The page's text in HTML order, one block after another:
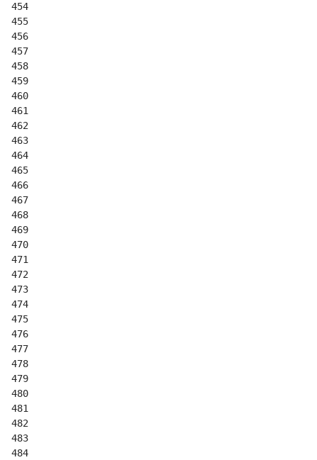
454
455
456
457
458
459
460
461
462
463
464
465
466
467
468
469
470
471
472
473
474
475
476
477
478
479
480
481
482
483
484